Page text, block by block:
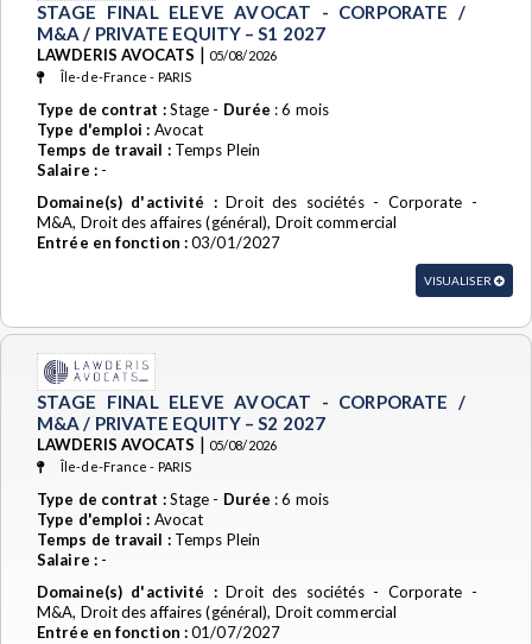
STAGE FINAL ELEVE AVOCAT - CORPORATE /
M&A / PRIVATE EQUITY – S1 2027
LAWDERIS AVOCATS | 05/08/2026
Île-de-France - PARIS
Type de contrat :Stage - Durée : 6 mois
Type d'emploi : Avocat
Temps de travail :Temps Plein
Salaire :-
Domaine(s) d'activité :Droit des sociétés - Corporate -
M&A, Droit des affaires (général), Droit commercial
Entrée en fonction :03/01/2027
VISUALISER
STAGE FINAL ELEVE AVOCAT - CORPORATE /
M&A / PRIVATE EQUITY – S2 2027
LAWDERIS AVOCATS | 05/08/2026
Île-de-France - PARIS
Type de contrat :Stage - Durée : 6 mois
Type d'emploi : Avocat
Temps de travail :Temps Plein
Salaire :-
Domaine(s) d'activité :Droit des sociétés - Corporate -
M&A, Droit des affaires (général), Droit commercial
Entrée en fonction :01/07/2027